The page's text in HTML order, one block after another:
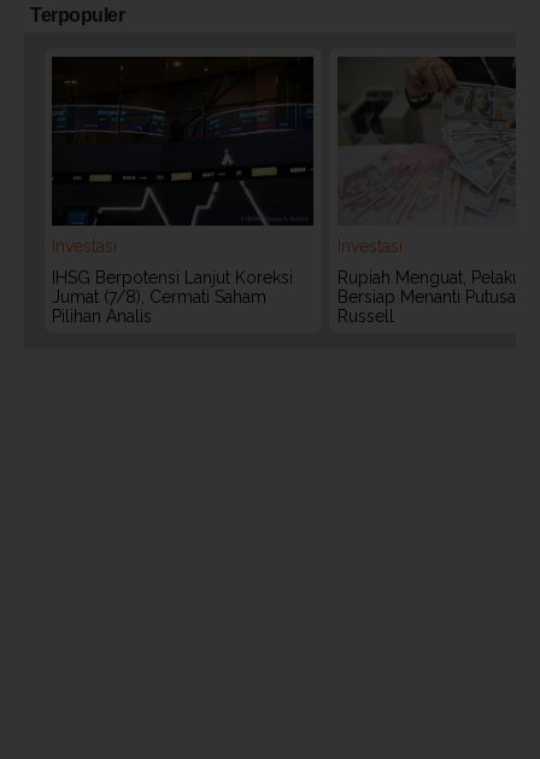
Terpopuler
Investasi
IHSG Berpotensi Lanjut Koreksi
Jumat (7/8), Cermati Saham
Pilihan Analis
Investasi
Rupiah Menguat, Pelaku
Bersiap Menanti Putusan
Russell